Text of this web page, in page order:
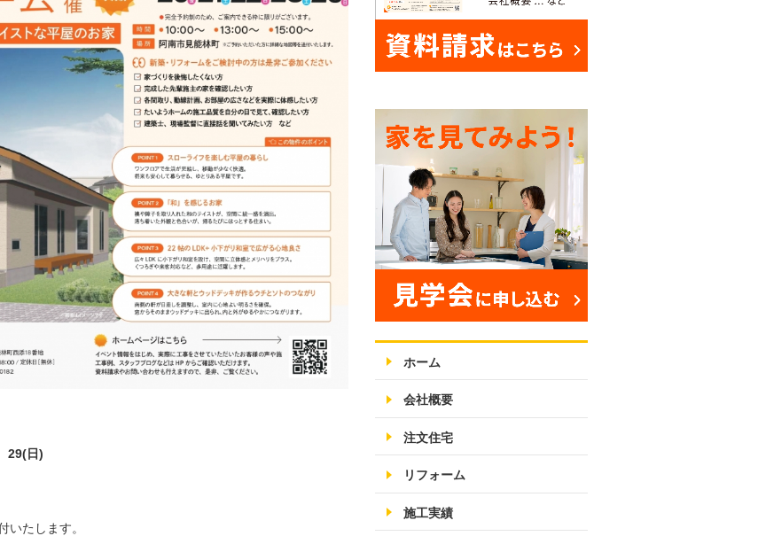
29(日)
たします。
ホーム
会社概要
注文住宅
リフォーム
施工実績